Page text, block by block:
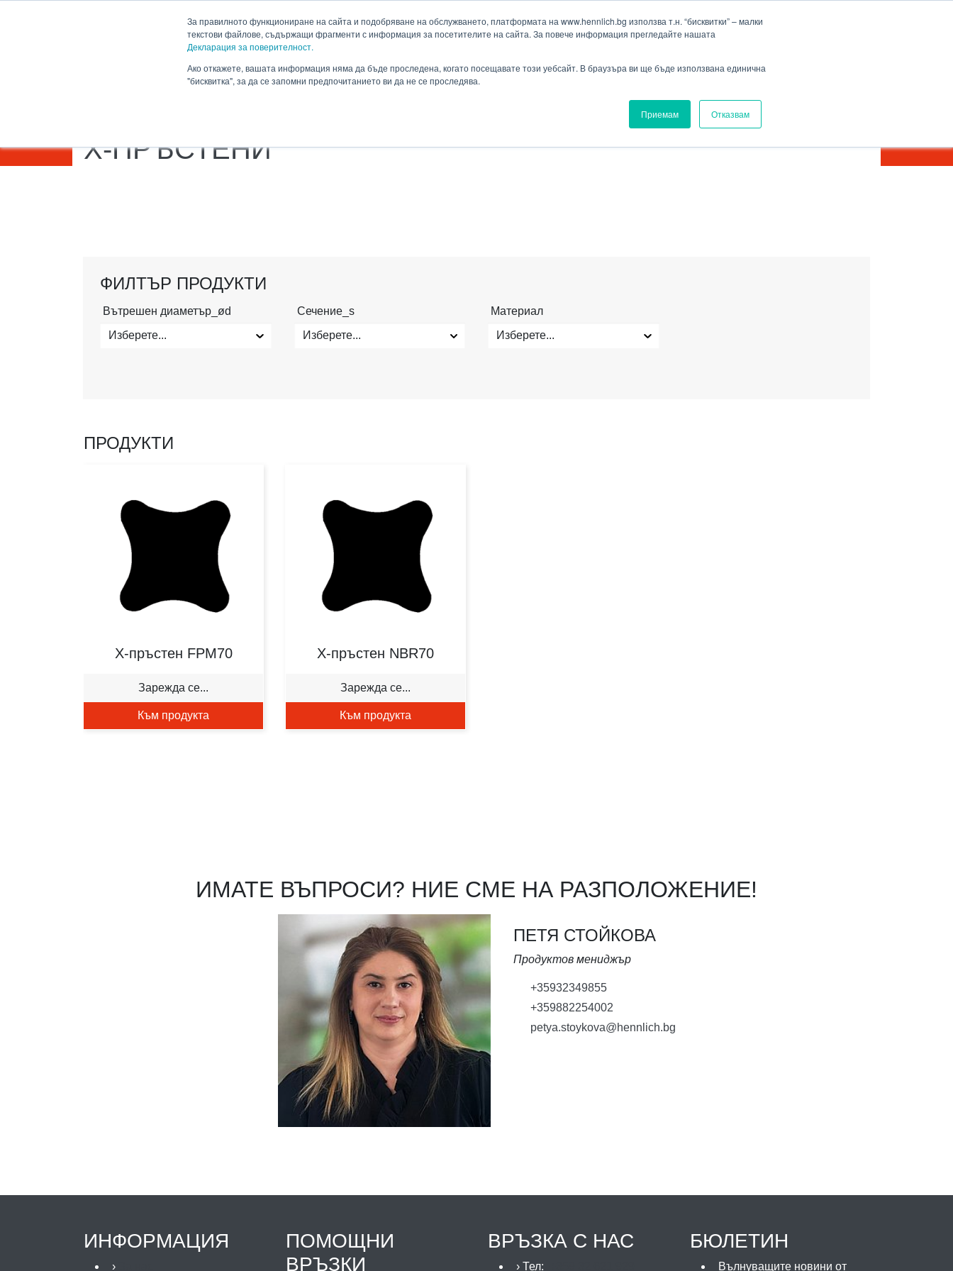
За правилното функциониране на сайта и подобряване на обслужването, платформата на www.hennlich.bg използва т.н. “бисквитки” – малки
текстови файлове, съдържащи фрагменти с информация за посетителите на сайта. За повече информация прегледайте нашата
Декларация за поверителност.
Ако откажете, вашата информация няма да бъде проследена, когато посещавате този уебсайт. В браузъра ви ще бъде използвана единична
"бисквитка", за да се запомни предпочитанието ви да не се проследява.
Приемам Отказвам
Падащо меню ФирмаПадащо меню Кариера
HENNLICH
Продукти
Падащо меню Продукти
Приложения Търсене
X-ПРЪСТЕНИ
ФИЛТЪР ПРОДУКТИ
Вътрешен диаметър_ød
Изберете...
Сечение_s
Изберете...
Материал
Изберете...
ПРОДУКТИ
X-пръстен FPM70
Зарежда се...
Към продукта
X-пръстен NBR70
Зарежда се...
Към продукта
ИМАТЕ ВЪПРОСИ? НИЕ СМЕ НА РАЗПОЛОЖЕНИЕ!
ПЕТЯ СТОЙКОВА
Продуктов мениджър
+35932349855
+359882254002
petya.stoykova@hennlich.bg
ИНФОРМАЦИЯ
›
ПОМОЩНИ
ВРЪЗКИ
ВРЪЗКА С НАС
› Тел:
БЮЛЕТИН
Вълнуващите новини от